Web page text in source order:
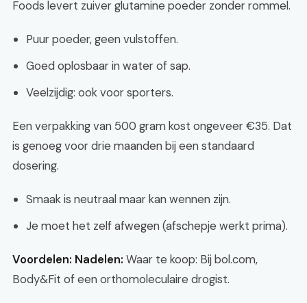
Foods levert zuiver glutamine poeder zonder rommel.
Puur poeder, geen vulstoffen.
Goed oplosbaar in water of sap.
Veelzijdig: ook voor sporters.
Een verpakking van 500 gram kost ongeveer €35. Dat
is genoeg voor drie maanden bij een standaard
dosering.
Smaak is neutraal maar kan wennen zijn.
Je moet het zelf afwegen (afschepje werkt prima).
Voordelen: Nadelen: Waar te koop: Bij bol.com,
Body&Fit of een orthomoleculaire drogist.